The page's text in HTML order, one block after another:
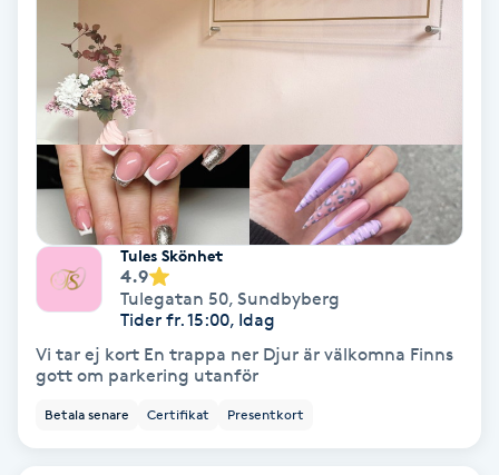
Spa-pedikyr
Spraytan
Stylist
Sugaring
Svensk massage
Svettbehandling
Tules Skönhet
4.9
Tulegatan 50, Sundbyberg
Tider fr. 15:00, Idag
Vi tar ej kort En trappa ner Djur är välkomna Finns
gott om parkering utanför
Betala senare Certifikat Presentkort